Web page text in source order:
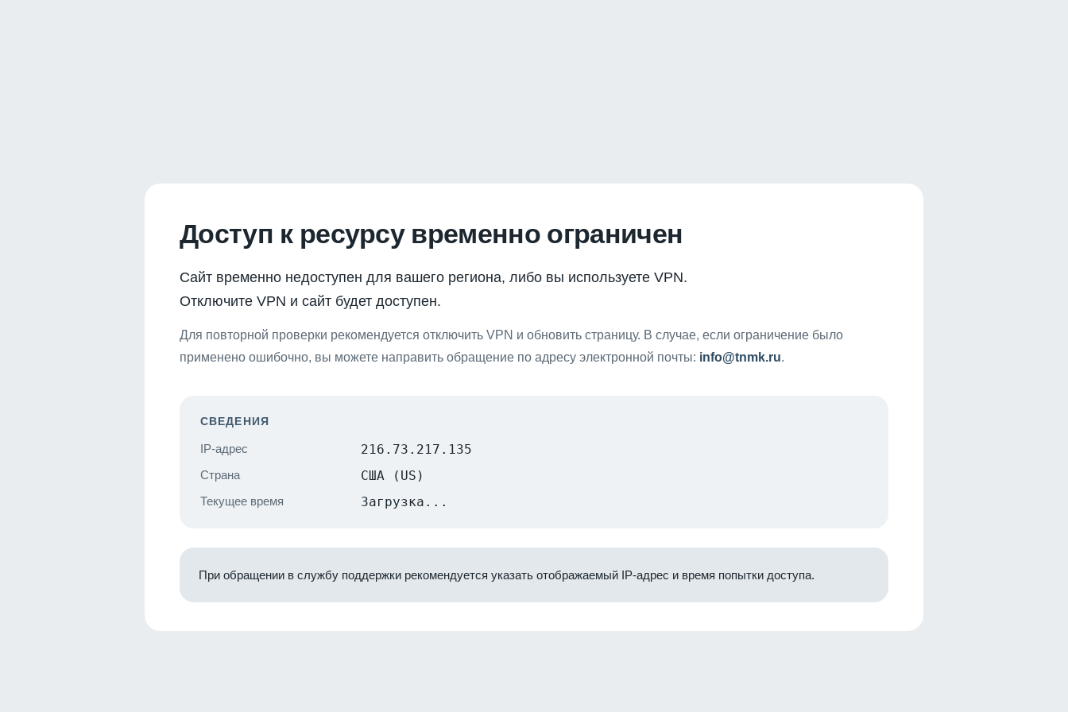
Доступ к ресурсу временно ограничен
Сайт временно недоступен для вашего региона, либо вы используете VPN.
Отключите VPN и сайт будет доступен.
Для повторной проверки рекомендуется отключить VPN и обновить страницу. В случае, если ограничение было
применено ошибочно, вы можете направить обращение по адресу электронной почты: info@tnmk.ru.
СВЕДЕНИЯ
IP-адрес 216.73.217.135
Страна США (US)
Текущее время Загрузка...
При обращении в службу поддержки рекомендуется указать отображаемый IP-адрес и время попытки доступа.